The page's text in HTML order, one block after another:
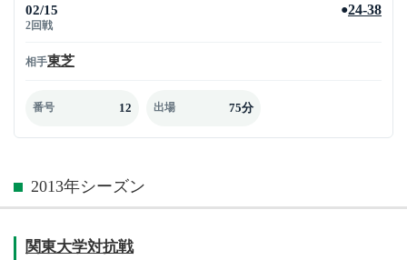
02/15
2回戦
●24-38
相手東芝
番号 12 出場 75分
2013年シーズン
関東大学対抗戦